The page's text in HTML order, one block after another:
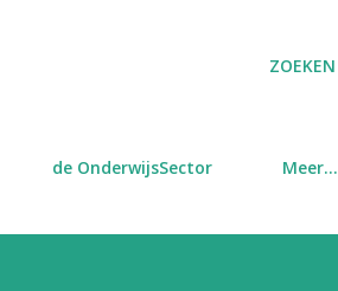
ZOEKEN
de OnderwijsSector Meer…